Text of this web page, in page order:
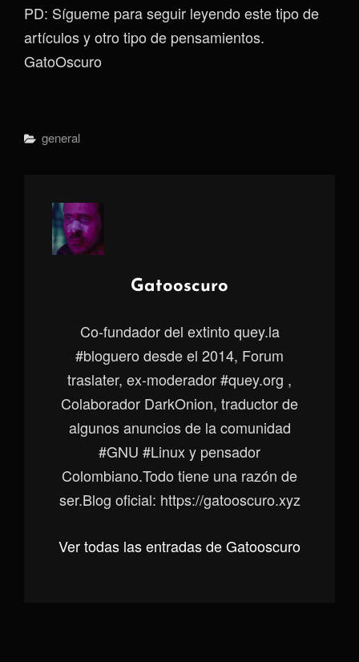
PD: Sígueme para seguir leyendo este tipo de
artículos y otro tipo de pensamientos.
GatoOscuro
Categorías
General
Autor:
Gatooscuro
Co-fundador del extinto quey.la
#bloguero desde el 2014, Forum
traslater, ex-moderador #quey.org ,
Colaborador DarkOnion, traductor de
algunos anuncios de la comunidad
#GNU #Linux y pensador
Colombiano.Todo tiene una razón de
ser.Blog oficial: https://gatooscuro.xyz
Ver todas las entradas de Gatooscuro